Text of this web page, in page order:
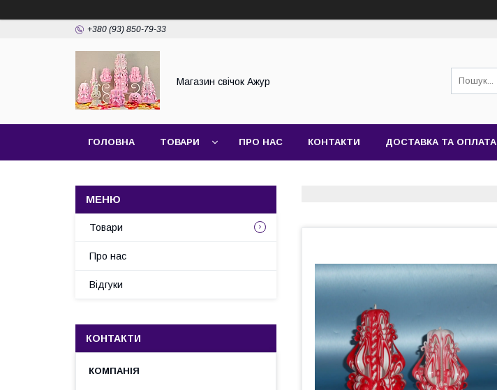
+380 (93) 850-79-33
Магазин свічок Ажур
ГОЛОВНА ТОВАРИ ПРО НАС КОНТАКТИ ДОСТАВКА ТА ОПЛАТА
Товари
Про нас
Відгуки
КОНТАКТИ